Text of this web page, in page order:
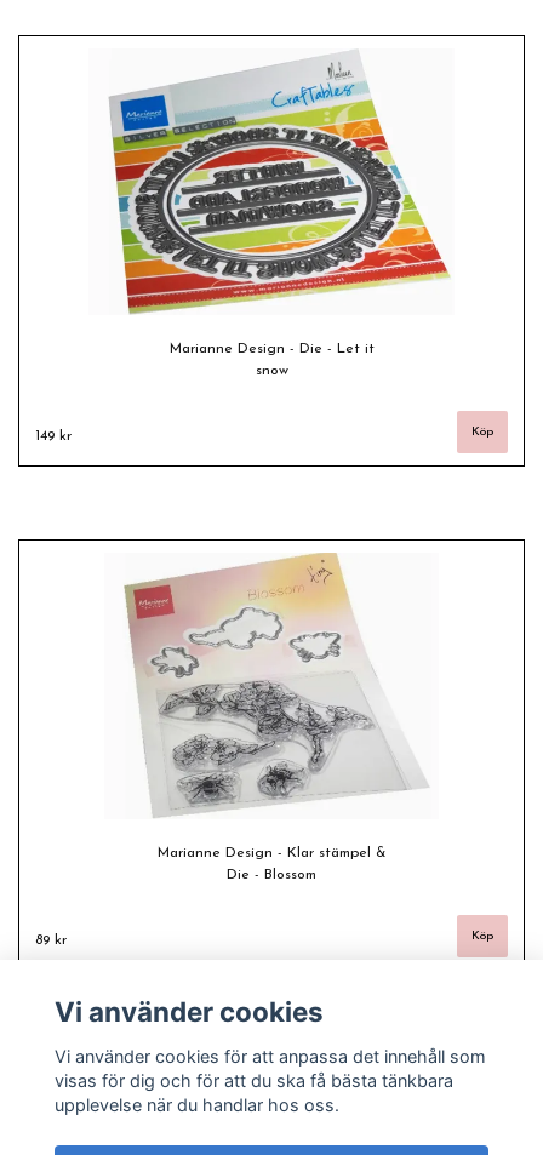
Marianne Design - Die - Let it
snow
149 kr
Marianne Design - Klar stämpel &
Die - Blossom
89 kr
Vi använder cookies
Vi använder cookies för att anpassa det innehåll som
visas för dig och för att du ska få bästa tänkbara
upplevelse när du handlar hos oss.